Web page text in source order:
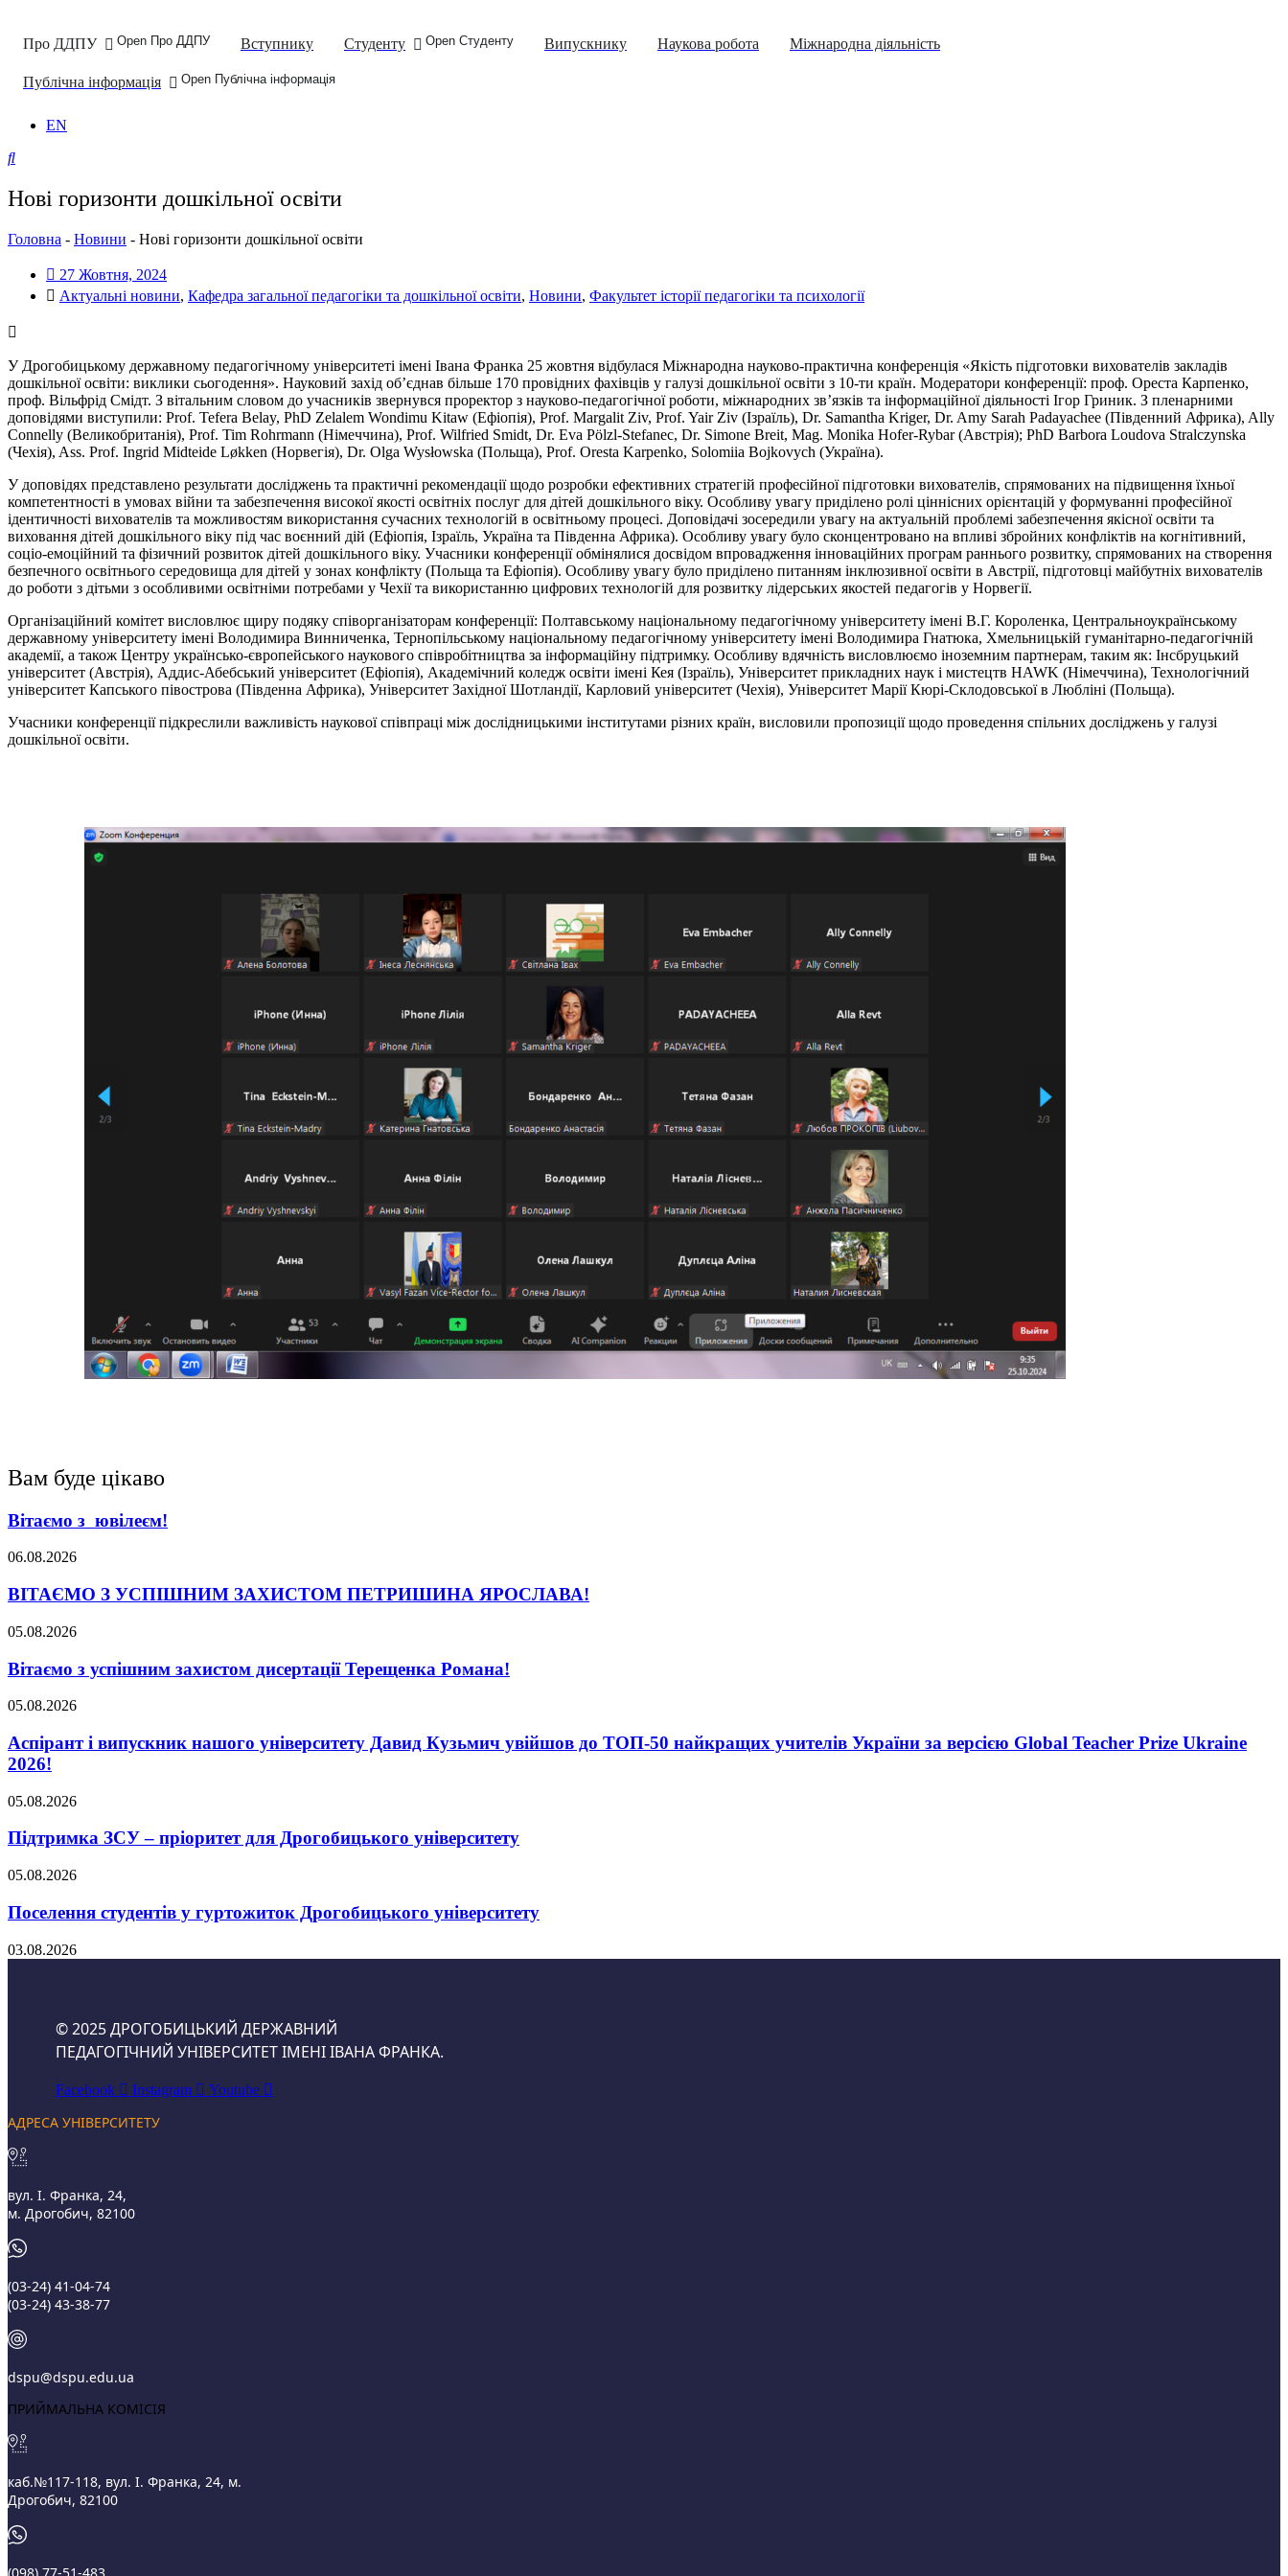
Про ДДПУ Open Про ДДПУ Вступнику Студенту Open Студенту Випускнику Наукова робота Міжнародна діяльність
Публічна інформація Open Публічна інформація
EN
Нові горизонти дошкільної освіти
Головна - Новини - Нові горизонти дошкільної освіти
27 Жовтня, 2024
Актуальні новини, Кафедра загальної педагогіки та дошкільної освіти, Новини, Факультет історії педагогіки та психології
У Дрогобицькому державному педагогічному університеті імені Івана Франка 25 жовтня відбулася Міжнародна науково-практична конференція «Якість підготовки вихователів закладів
дошкільної освіти: виклики сьогодення». Науковий захід об’єднав більше 170 провідних фахівців у галузі дошкільної освіти з 10-ти країн. Модератори конференції: проф. Ореста Карпенко,
проф. Вільфрід Смідт. З вітальним словом до учасників звернувся проректор з науково-педагогічної роботи, міжнародних зв’язків та інформаційної діяльності Ігор Гриник. З пленарними
доповідями виступили: Prof. Tefera Belay, PhD Zelalem Wondimu Kitaw (Ефіопія), Prof. Margalit Ziv, Prof. Yair Ziv (Ізраїль), Dr. Samantha Kriger, Dr. Amy Sarah Padayachee (Південний Африка), Ally
Connelly (Великобританія), Prof. Tim Rohrmann (Німеччина), Prof. Wilfried Smidt, Dr. Eva Pölzl-Stefanec, Dr. Simone Breit, Mag. Monika Hofer-Rybar (Австрія); PhD Barbora Loudova Stralczynska
(Чехія), Ass. Prof. Ingrid Midteide Løkken (Норвегія), Dr. Olga Wysłowska (Польща), Prof. Oresta Karpenko, Solomiia Bojkovych (Україна).
У доповідях представлено результати досліджень та практичні рекомендації щодо розробки ефективних стратегій професійної підготовки вихователів, спрямованих на підвищення їхньої
компетентності в умовах війни та забезпечення високої якості освітніх послуг для дітей дошкільного віку. Особливу увагу приділено ролі ціннісних орієнтацій у формуванні професійної
ідентичності вихователів та можливостям використання сучасних технологій в освітньому процесі. Доповідачі зосередили увагу на актуальній проблемі забезпечення якісної освіти та
виховання дітей дошкільного віку під час воєнний дій (Ефіопія, Ізраїль, Україна та Південна Африка). Особливу увагу було сконцентровано на впливі збройних конфліктів на когнітивний,
соціо-емоційний та фізичний розвиток дітей дошкільного віку. Учасники конференції обмінялися досвідом впровадження інноваційних програм раннього розвитку, спрямованих на створення
безпечного освітнього середовища для дітей у зонах конфлікту (Польща та Ефіопія). Особливу увагу було приділено питанням інклюзивної освіти в Австрії, підготовці майбутніх вихователів
до роботи з дітьми з особливими освітніми потребами у Чехії та використанню цифрових технологій для розвитку лідерських якостей педагогів у Норвегії.
Організаційний комітет висловлює щиру подяку співорганізаторам конференції: Полтавському національному педагогічному університету імені В.Г. Короленка, Центральноукраїнському
державному університету імені Володимира Винниченка, Тернопільському національному педагогічному університету імені Володимира Гнатюка, Хмельницькій гуманітарно-педагогічній
академії, а також Центру українсько-європейського наукового співробітництва за інформаційну підтримку. Особливу вдячність висловлюємо іноземним партнерам, таким як: Інсбруцький
університет (Австрія), Аддис-Абебський університет (Ефіопія), Академічний коледж освіти імені Кея (Ізраїль), Університет прикладних наук і мистецтв HAWK (Німеччина), Технологічний
університет Капського півострова (Південна Африка), Університет Західної Шотландії, Карловий університет (Чехія), Університет Марії Кюрі-Склодовської в Любліні (Польща).
Учасники конференції підкреслили важливість наукової співпраці між дослідницькими інститутами різних країн, висловили пропозиції щодо проведення спільних досліджень у галузі
дошкільної освіти.
Вам буде цікаво
Вітаємо з ювілеєм!
06.08.2026
ВІТАЄМО З УСПІШНИМ ЗАХИСТОМ ПЕТРИШИНА ЯРОСЛАВА!
05.08.2026
Вітаємо з успішним захистом дисертації Терещенка Романа!
05.08.2026
Аспірант і випускник нашого університету Давид Кузьмич увійшов до ТОП-50 найкращих учителів України за версією Global Teacher Prize Ukraine
2026!
05.08.2026
Підтримка ЗСУ – пріоритет для Дрогобицького університету
05.08.2026
Поселення студентів у гуртожиток Дрогобицького університету
03.08.2026
© 2025 ДРОГОБИЦЬКИЙ ДЕРЖАВНИЙ
ПЕДАГОГІЧНИЙ УНІВЕРСИТЕТ ІМЕНІ ІВАНА ФРАНКА.
Facebook Instagram Youtube
АДРЕСА УНІВЕРСИТЕТУ
вул. І. Франка, 24,
м. Дрогобич, 82100
(03‑24) 41‑04‑74
(03‑24) 43‑38‑77
dspu@dspu.edu.ua
ПРИЙМАЛЬНА КОМІСІЯ
каб.№117-118, вул. І. Франка, 24, м.
Дрогобич, 82100
(098) 77-51-483